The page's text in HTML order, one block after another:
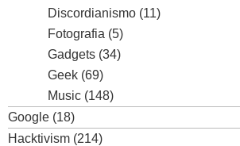
Discordianismo (11)
Fotografia (5)
Gadgets (34)
Geek (69)
Music (148)
Google (18)
Hacktivism (214)